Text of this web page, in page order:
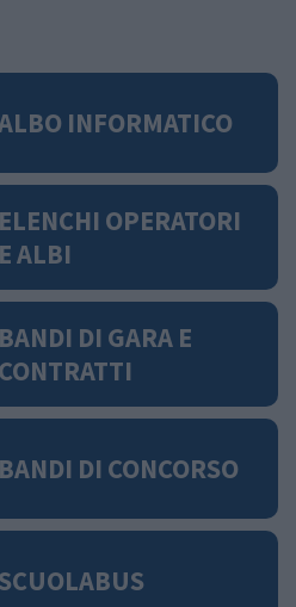
INFORMATICO
ELENCHI OPERATORI
E ALBI
BANDI DI GARA E
CONTRATTI
BANDI DI CONCORSO
SCUOLABUS